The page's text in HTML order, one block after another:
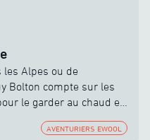
les Alpes ou de
Bolton compte sur les
le garder au chaud et
élément qui change la
AVENTURIERS EWOOL